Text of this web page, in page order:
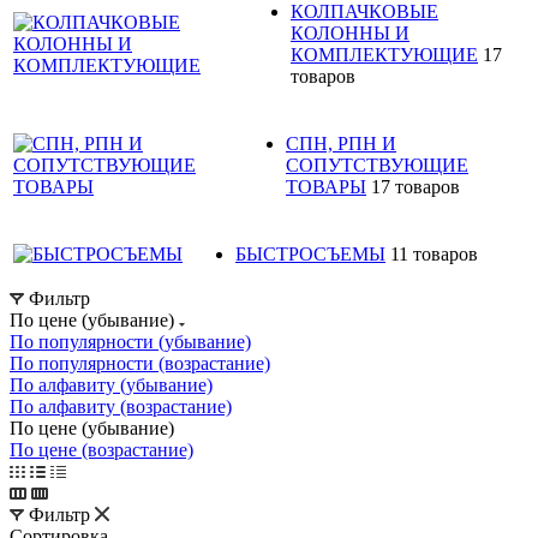
КОЛПАЧКОВЫЕ
КОЛОННЫ И
КОМПЛЕКТУЮЩИЕ 17
товаров
СПН, РПН И
СОПУТСТВУЮЩИЕ
ТОВАРЫ 17 товаров
БЫСТРОСЪЕМЫ 11 товаров
Фильтр
По цене (убывание)
По популярности (убывание)
По популярности (возрастание)
По алфавиту (убывание)
По алфавиту (возрастание)
По цене (убывание)
По цене (возрастание)
Фильтр